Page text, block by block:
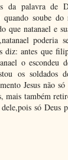
da palavra de
soube do
que natanael e
diz: antes que
o escondeu
os soldados
Jesus não
mais também
só Deus